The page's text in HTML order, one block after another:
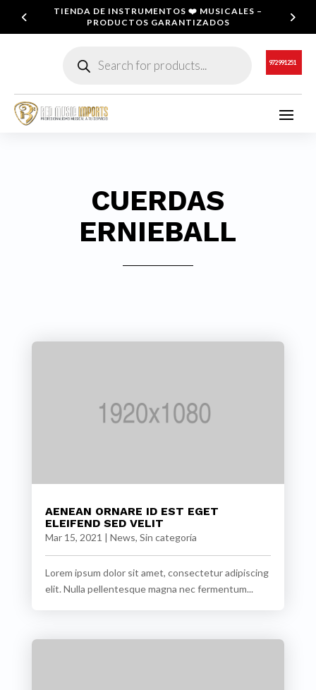
TIENDA DE INSTRUMENTOS ❤️ MUSICALES –
PRODUCTOS GARANTIZADOS
productos
972 991 251
CUERDAS
ERNIEBALL
AENEAN ORNARE ID EST EGET
ELEIFEND SED VELIT
Mar 15, 2021 | News, Sin categoría
Lorem ipsum dolor sit amet, consectetur adipiscing
elit. Nulla pellentesque magna nec fermentum...